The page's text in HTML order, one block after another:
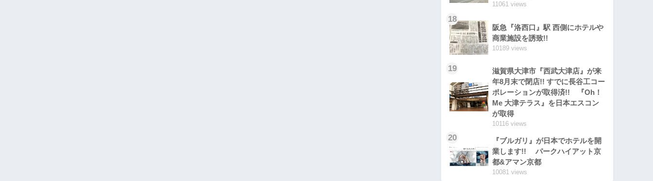
11061 views
18
阪急『洛西口』駅 西側にホテルや
商業施設を誘致!!
10189 views
19
滋賀県大津市『西武大津店』が来
年8月末で閉店!! すでに長谷工コー
ポレーションが取得済!! 『Oh！
Me 大津テラス』を日本エスコン
が取得
10116 views
20
『ブルガリ』が日本でホテルを開
業します!! パークハイアット京
都&アマン京都
10081 views